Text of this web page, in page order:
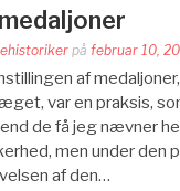
på februar 10,
af
var en praksis,
de få jeg nævner
men under den
af den…